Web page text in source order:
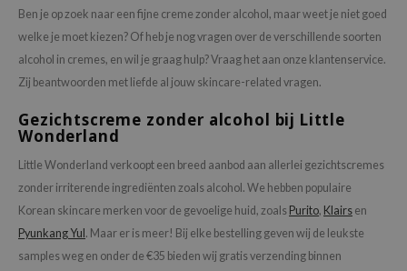
Ben je op zoek naar een fijne creme zonder alcohol, maar weet je niet goed
welke je moet kiezen? Of heb je nog vragen over de verschillende soorten
alcohol in cremes, en wil je graag hulp? Vraag het aan onze klantenservice.
Zij beantwoorden met liefde al jouw skincare-related vragen.
Gezichtscreme zonder alcohol bij Little
Wonderland
Little Wonderland verkoopt een breed aanbod aan allerlei gezichtscremes
zonder irriterende ingrediënten zoals alcohol. We hebben populaire
Korean skincare merken voor de gevoelige huid, zoals Purito, Klairs en
Pyunkang Yul . Maar er is meer! Bij elke bestelling geven wij de leukste
samples weg en onder de €35 bieden wij gratis verzending binnen